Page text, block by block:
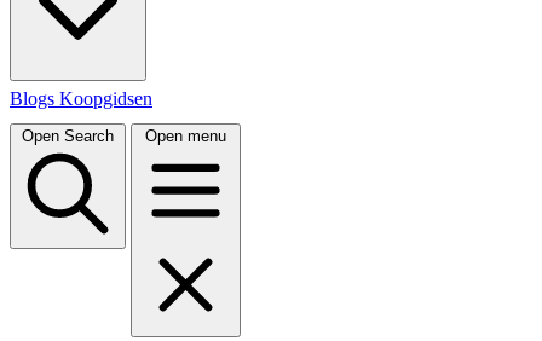
Blogs Koopgidsen
Open Search Open menu